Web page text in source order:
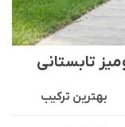
تابستانی
بهترین ترکیب